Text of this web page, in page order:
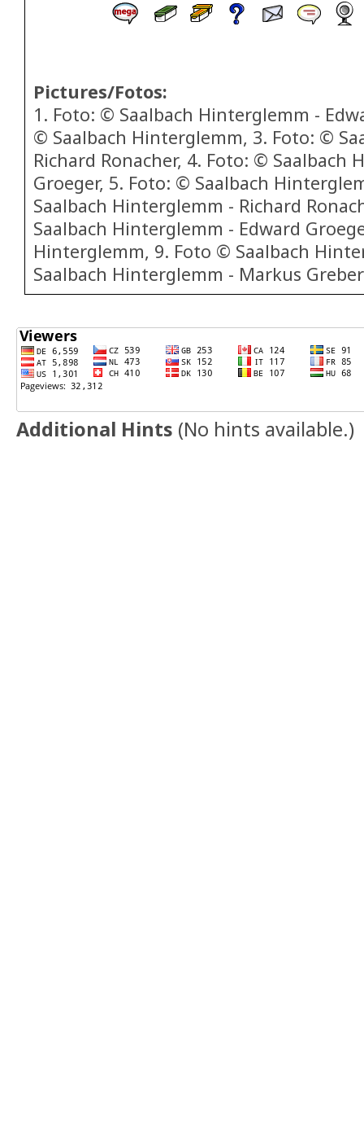
Pictures/Fotos:
1. Foto: © Saalbach Hinterglemm -
© Saalbach Hinterglemm, 3. Foto: ©
Richard Ronacher, 4. Foto: © Saalbach
Groeger, 5. Foto: © Saalbach
Saalbach Hinterglemm - Richard
Saalbach Hinterglemm - Edward
Hinterglemm, 9. Foto © Saalbach
Saalbach Hinterglemm - Markus Greber
Additional Hints (No hints available.)